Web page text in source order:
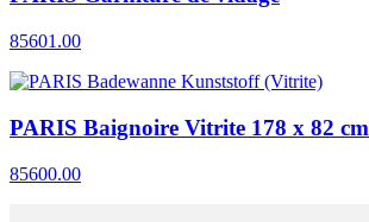
85601.00
PARIS Baignoire Vitrite 178 x 82 cm
85600.00